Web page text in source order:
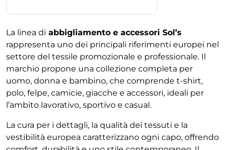
La linea di abbigliamento e accessori Sol’s
rappresenta uno dei principali riferimenti europei nel
settore del tessile promozionale e professionale. Il
marchio propone una collezione completa per
uomo, donna e bambino, che comprende t-shirt,
polo, felpe, camicie, giacche e accessori, ideali per
l’ambito lavorativo, sportivo e casual.
La cura per i dettagli, la qualità dei tessuti e la
vestibilità europea caratterizzano ogni capo, offrendo